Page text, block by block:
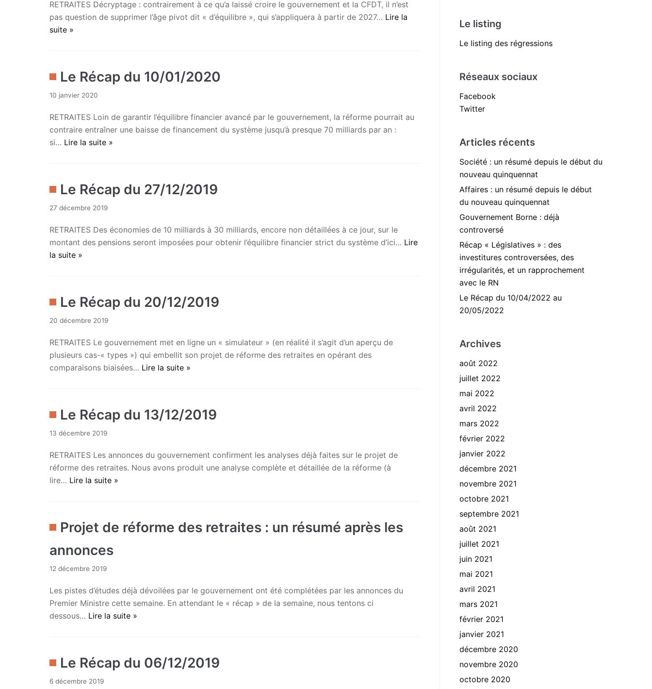
RETRAITES Décryptage : contrairement à ce qu’a laissé croire le gouvernement et la CFDT, il n’est
pas question de supprimer l’âge pivot dit « d’équilibre », qui s’appliquera à partir de 2027… Lire la
suite »
Le Récap du 10/01/2020
10 janvier 2020
RETRAITES Loin de garantir l’équilibre financier avancé par le gouvernement, la réforme pourrait au
contraire entraîner une baisse de financement du système jusqu’à presque 70 milliards par an :
si… Lire la suite »
Le Récap du 27/12/2019
27 décembre 2019
RETRAITES Des économies de 10 milliards à 30 milliards, encore non détaillées à ce jour, sur le
montant des pensions seront imposées pour obtenir l’équilibre financier strict du système d’ici… Lire
la suite »
Le Récap du 20/12/2019
20 décembre 2019
RETRAITES Le gouvernement met en ligne un « simulateur » (en réalité il s’agit d’un aperçu de
plusieurs cas-« types ») qui embellit son projet de réforme des retraites en opérant des
comparaisons biaisées… Lire la suite »
Le Récap du 13/12/2019
13 décembre 2019
RETRAITES Les annonces du gouvernement confirment les analyses déjà faites sur le projet de
réforme des retraites. Nous avons produit une analyse complète et détaillée de la réforme (à
lire… Lire la suite »
Projet de réforme des retraites : un résumé après les
annonces
12 décembre 2019
Les pistes d’études déjà dévoilées par le gouvernement ont été complétées par les annonces du
Premier Ministre cette semaine. En attendant le « récap » de la semaine, nous tentons ci
dessous… Lire la suite »
Le Récap du 06/12/2019
6 décembre 2019
Le listing
Le listing des régressions
Réseaux sociaux
Facebook
Twitter
Articles récents
Société : un résumé depuis le début du
nouveau quinquennat
Affaires : un résumé depuis le début
du nouveau quinquennat
Gouvernement Borne : déjà
controversé
Récap « Législatives » : des
investitures controversées, des
irrégularités, et un rapprochement
avec le RN
Le Récap du 10/04/2022 au
20/05/2022
Archives
août 2022
juillet 2022
mai 2022
avril 2022
mars 2022
février 2022
janvier 2022
décembre 2021
novembre 2021
octobre 2021
septembre 2021
août 2021
juillet 2021
juin 2021
mai 2021
avril 2021
mars 2021
février 2021
janvier 2021
décembre 2020
novembre 2020
octobre 2020